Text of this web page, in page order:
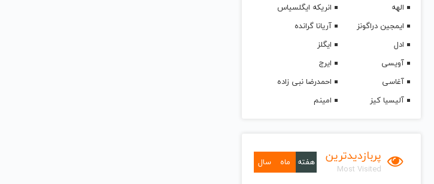
الهه
انریکه ایگلسیاس
ایمجین دراگونز
آریانا گرانده
ادل
ایگلز
آویسی
ایرج
آغاسی
احمدرضا نبی زاده
آلیسیا کیز
امینم
پربازدیدترین
Most Visited
هفته ماه سال